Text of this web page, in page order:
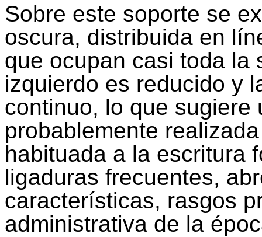
Sobre este soporte se
oscura, distribuida en
que ocupan casi toda la
izquierdo es reducido y
continuo, lo que sugiere
probablemente
habituada a la escritura
ligaduras frecuentes,
características, rasgos
administrativa de la